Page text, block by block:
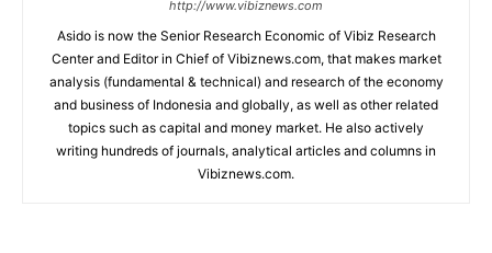
http://www.vibiznews.com
Asido is now the Senior Research Economic of Vibiz Research
Center and Editor in Chief of Vibiznews.com, that makes market
analysis (fundamental & technical) and research of the economy
and business of Indonesia and globally, as well as other related
topics such as capital and money market. He also actively
writing hundreds of journals, analytical articles and columns in
Vibiznews.com.